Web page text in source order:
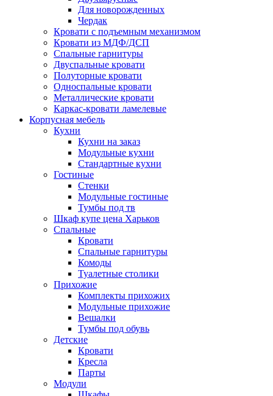
Для новорожденных
Чердак
Кровати с подъемным механизмом
Кровати из МДФ/ДСП
Спальные гарнитуры
Двуспальные кровати
Полуторные кровати
Односпальные кровати
Металлические кровати
Каркас-кровати ламелевые
Корпусная мебель
Кухни
Кухни на заказ
Модульные кухни
Стандартные кухни
Гостиные
Стенки
Модульные гостиные
Тумбы под тв
Шкаф купе цена Харьков
Спальные
Кровати
Спальные гарнитуры
Комоды
Туалетные столики
Прихожие
Комплекты прихожих
Модульные прихожие
Вешалки
Тумбы под обувь
Детские
Кровати
Кресла
Парты
Модули